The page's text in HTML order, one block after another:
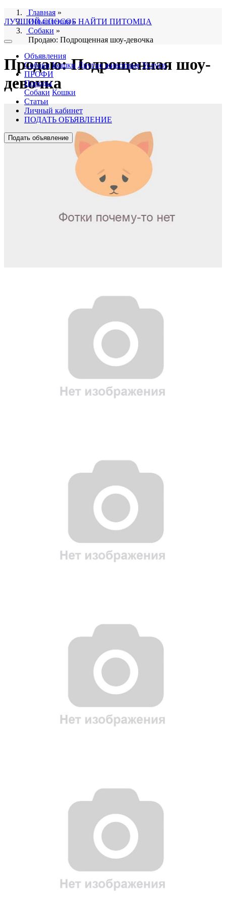
ЛУЧШИЙ СПОСОБ НАЙТИ ПИТОМЦА
Объявления
Собаки Кошки Другие животные Услуги
ПРОФИ
Породы
Собаки Кошки
Статьи
Личный кабинет
ПОДАТЬ ОБЪЯВЛЕНИЕ
Подать объявление
Главная »
Объявления»
Собаки »
Продаю: Подрощенная шоу-девочка
Продаю: Подрощенная шоу-
девочка